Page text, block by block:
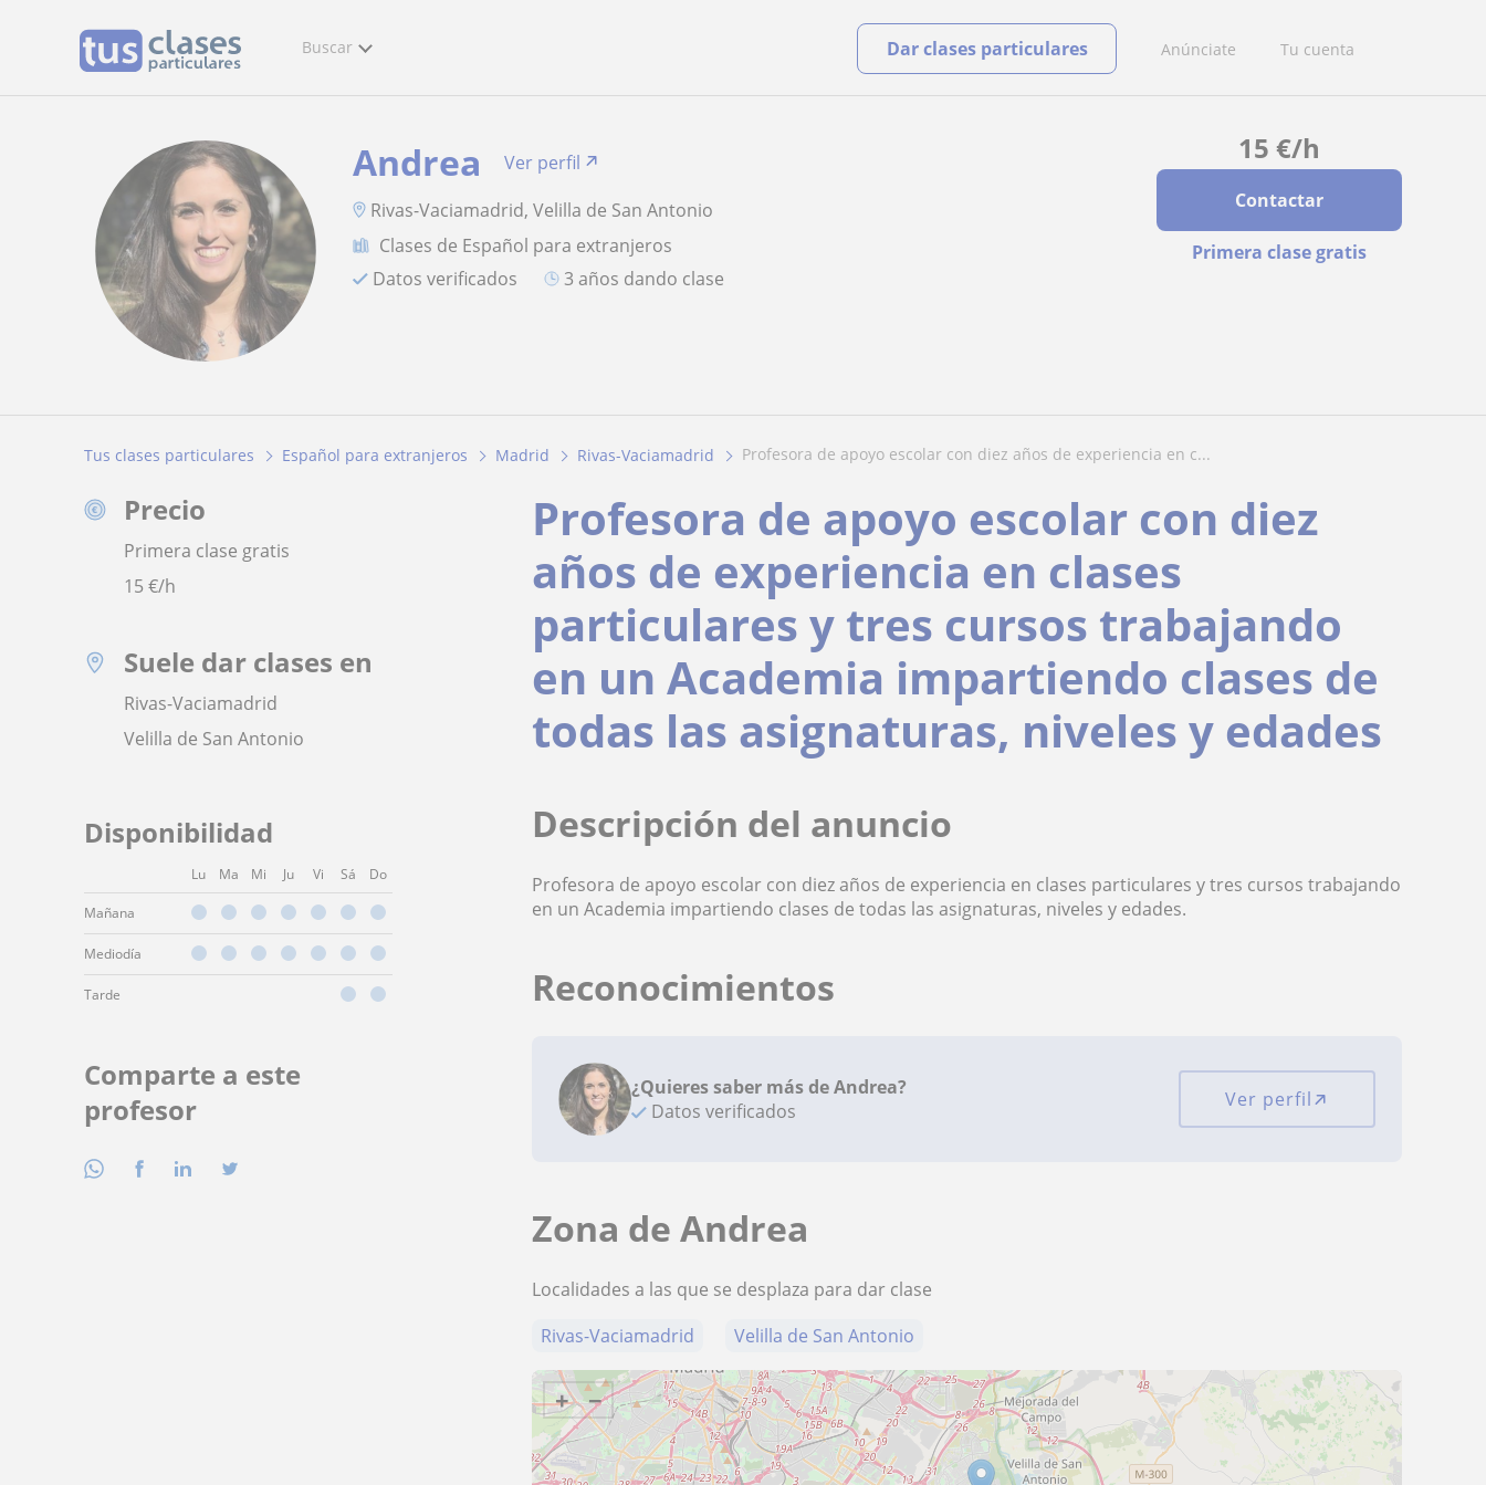
Buscar Anúnciate Tu cuenta
Dar clases particulares
15 €/h
Contactar
Primera clase gratis
Andrea
Ver perfil
Rivas-Vaciamadrid, Velilla de San Antonio
Clases de Español para extranjeros
Datos verificados
3 años dando clase
Tus clases particulares Español para extranjeros Madrid Rivas-Vaciamadrid profesora de apoyo escolar con diez años de experiencia en c...
Precio
Primera clase gratis
15€/h
Suele dar clases en
Rivas-Vaciamadrid
Velilla de San Antonio
Disponibilidad
Lu Ma Mi Ju Vi Sá Do
Mañana
Mediodía
Tarde
Comparte a este
profesor
Profesora de apoyo escolar con diez
años de experiencia en clases
particulares y tres cursos trabajando
en un Academia impartiendo clases de
todas las asignaturas, niveles y edades
Descripción del anuncio
Profesora de apoyo escolar con diez años de experiencia en clases particulares y tres cursos trabajando
en un Academia impartiendo clases de todas las asignaturas, niveles y edades.
Reconocimientos
¿Quieres saber más de Andrea?
Datos verificados
Ver perfil
Zona de Andrea
Localidades a las que se desplaza para dar clase
Rivas-Vaciamadrid
Velilla de San Antonio
+ −